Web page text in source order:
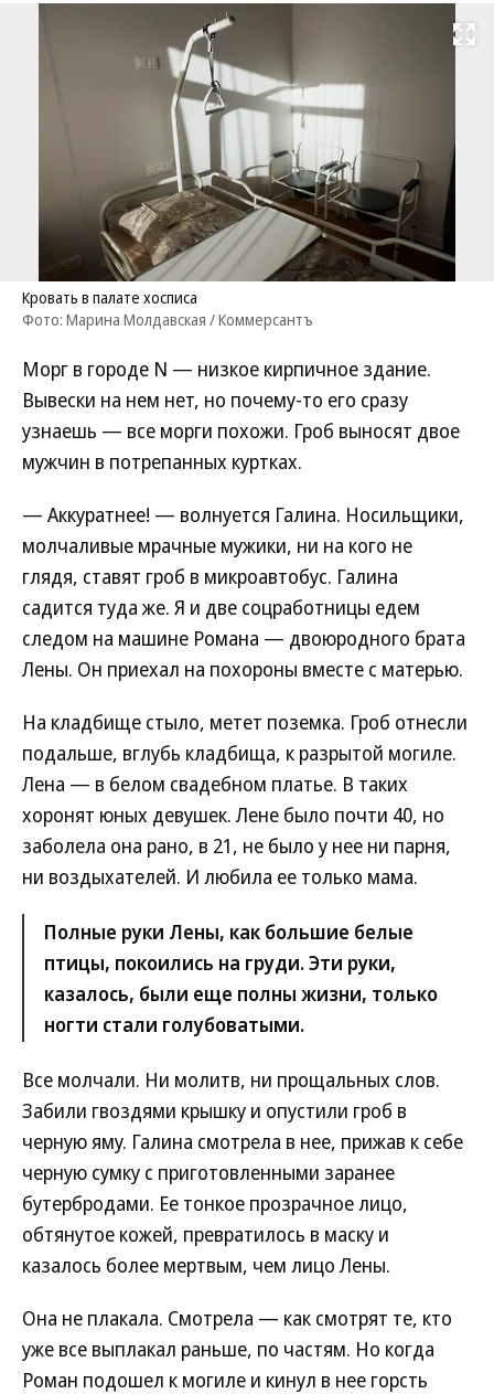
Развернуть
Кровать в палате хосписа
Фото: Марина Молдавская / Коммерсантъ
Морг в городе N — низкое кирпичное здание.
Вывески на нем нет, но почему-то его сразу
узнаешь — все морги похожи. Гроб выносят двое
мужчин в потрепанных куртках.
— Аккуратнее! — волнуется Галина. Носильщики,
молчаливые мрачные мужики, ни на кого не
глядя, ставят гроб в микроавтобус. Галина
садится туда же. Я и две соцработницы едем
следом на машине Романа — двоюродного брата
Лены. Он приехал на похороны вместе с матерью.
На кладбище стыло, метет поземка. Гроб отнесли
подальше, вглубь кладбища, к разрытой могиле.
Лена — в белом свадебном платье. В таких
хоронят юных девушек. Лене было почти 40, но
заболела она рано, в 21, не было у нее ни парня,
ни воздыхателей. И любила ее только мама.
Полные руки Лены, как большие белые
птицы, покоились на груди. Эти руки,
казалось, были еще полны жизни, только
ногти стали голубоватыми.
Все молчали. Ни молитв, ни прощальных слов.
Забили гвоздями крышку и опустили гроб в
черную яму. Галина смотрела в нее, прижав к себе
черную сумку с приготовленными заранее
бутербродами. Ее тонкое прозрачное лицо,
обтянутое кожей, превратилось в маску и
казалось более мертвым, чем лицо Лены.
Она не плакала. Смотрела — как смотрят те, кто
уже все выплакал раньше, по частям. Но когда
Роман подошел к могиле и кинул в нее горсть